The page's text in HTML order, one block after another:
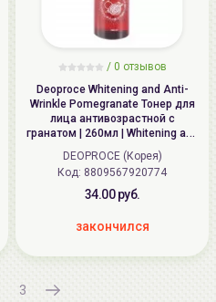
/ 0 отзывов
Deoproce Whitening and Anti-
Wrinkle Pomegranate Тонер для
лица антивозрастной с
гранатом | 260мл | Whitening and
Anti-Wrinkle Pomegranate Skin
DEOPROCE (Корея)
Код: 8809567920774
34.00 руб.
закончился
3